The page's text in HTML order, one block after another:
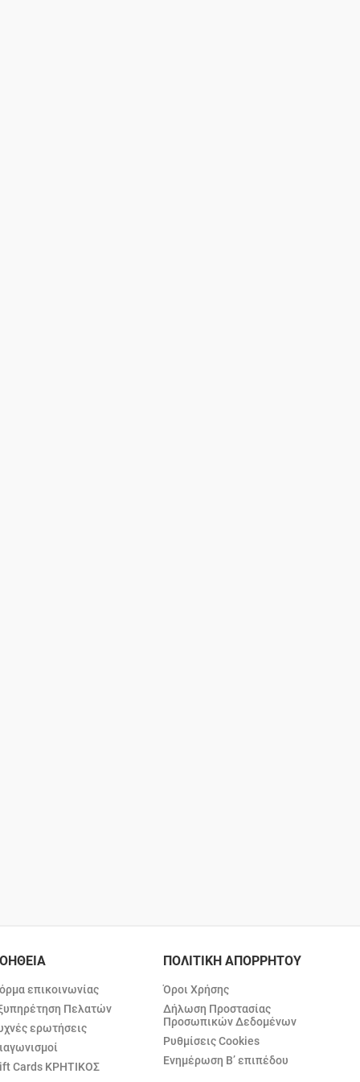
επικοινωνίας
Πελατών
ερωτήσεις
Cards ΚΡΗΤΙΚΟΣ
ΠΟΛΙΤΙΚΗ ΑΠΟΡΡΗΤΟΥ
Όροι Χρήσης
Δήλωση Προστασίας
Προσωπικών Δεδομένων
Ρυθμίσεις Cookies
Ενημέρωση Β’ επιπέδου